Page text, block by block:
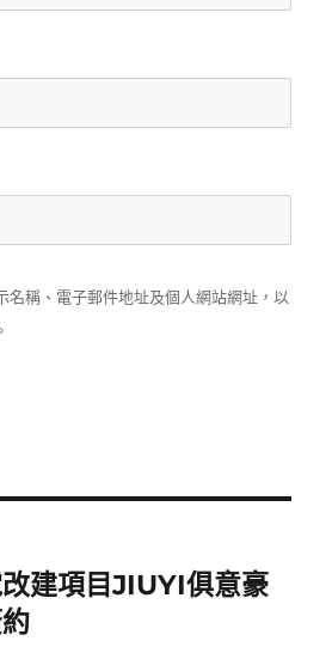
名稱、電子郵件地址及個人網站網址，以
建項目JIUYI俱意豪